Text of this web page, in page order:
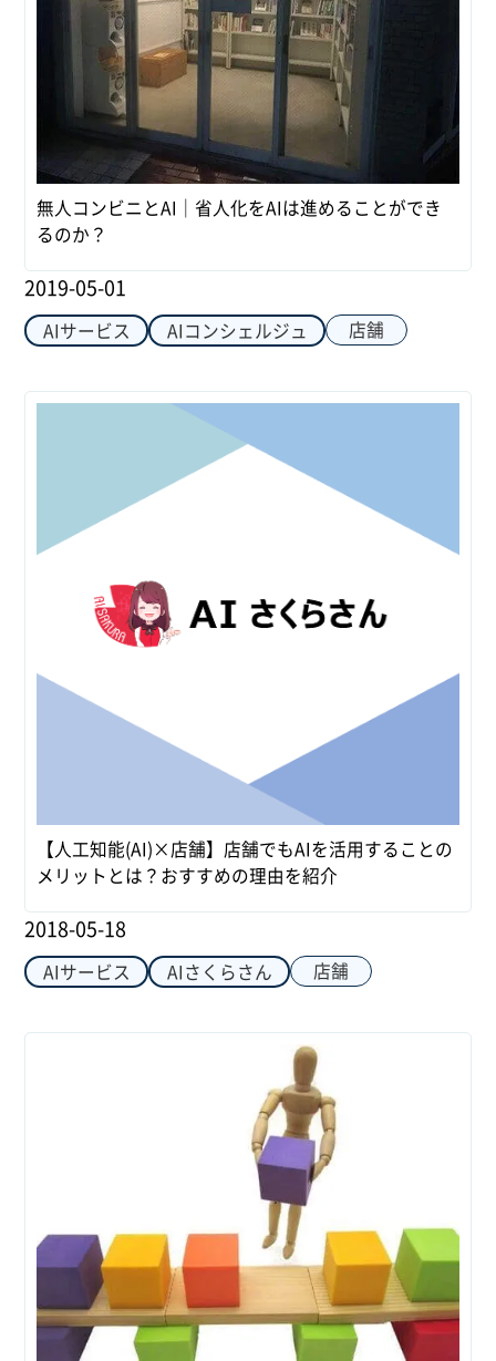
無人コンビニとAI｜省人化をAIは進めることができ
るのか？
2019-05-01
AIサービス AIコンシェルジュ 店舗
【人工知能(AI)×店舗】店舗でもAIを活用することの
メリットとは？おすすめの理由を紹介
2018-05-18
AIサービス AIさくらさん 店舗